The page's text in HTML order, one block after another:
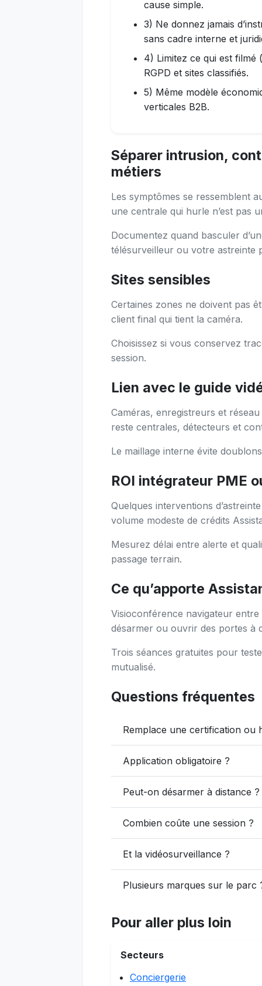
cause simple.
3) Ne donnez jamais
sans cadre interne et
4) Limitez ce qui est
RGPD et sites classifiés.
5) Même modèle
verticales B2B.
Séparer intrusion,
métiers
Les symptômes se ressemblent
une centrale qui hurle n’est pas
Documentez quand basculer
télésurveilleur ou votre astreinte
Sites sensibles
Certaines zones ne doivent pas
client final qui tient la caméra.
Choisissez si vous conservez
session.
Lien avec le guide
Caméras, enregistreurs et
reste centrales, détecteurs et
Le maillage interne évite
ROI intégrateur PME
Quelques interventions
volume modeste de crédits
Mesurez délai entre alerte et
passage terrain.
Ce qu’apporte
Visioconférence navigateur
désarmer ou ouvrir des portes à
Trois séances gratuites pour
mutualisé.
Questions fréquentes
Remplace une certification ou
Application obligatoire ?
Peut-on désarmer à distance ?
Combien coûte une session ?
Et la vidéosurveillance ?
Plusieurs marques sur le parc
Pour aller plus loin
Secteurs
Conciergerie